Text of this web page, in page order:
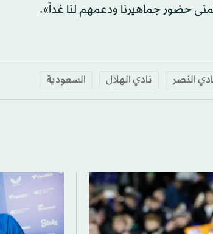
حضور جماهيرنا ودعمهم لنا غداً».
النصر نادي الهلال السعودية